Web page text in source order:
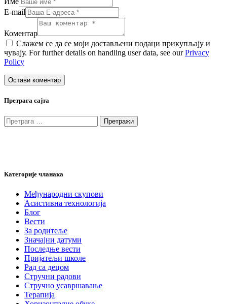
E-mail
Коментар
Слажем се да се моји достављени подаци прикупљају и
чувају. For further details on handling user data, see ourPrivacy
Policy
Претрага сајта
Претрага
за:
Категорије чланака
Међународни скупови
Асистивна технологија
Блог
Вести
За родитеље
Значајни датуми
Последње вести
Пријатељи школе
Рад са децом
Стручни радови
Стручно усавршавање
Терапија